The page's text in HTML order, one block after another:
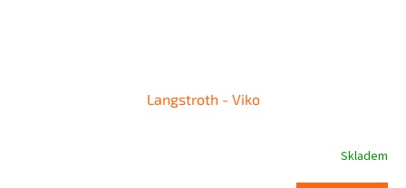
Langstroth - Viko
Skladem